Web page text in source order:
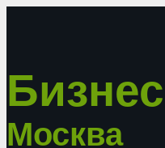
Бизнес
Москва